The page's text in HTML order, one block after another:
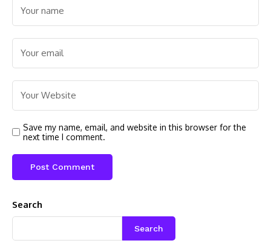
Save my name, email, and website in this browser for the
next time I comment.
Search
Search